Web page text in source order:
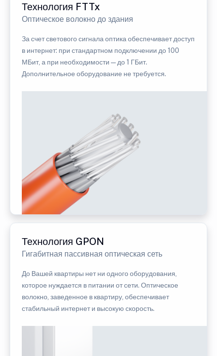
Технология FTTx
Оптическое волокно до здания
За счет светового сигнала оптика обеспечивает доступ
в интернет: при стандартном подключении до 100
МБит, а при необходимости — до 1 ГБит.
Дополнительное оборудование не требуется.
Технология GPON
Гигабитная пассивная оптическая сеть
До Вашей квартиры нет ни одного оборудования,
которое нуждается в питании от сети. Оптическое
волокно, заведенное в квартиру, обеспечивает
стабильный интернет и высокую скорость.